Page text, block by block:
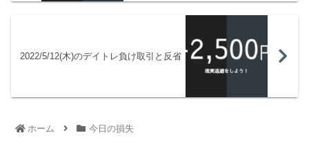
2022/5/12(木)のデイトレ負け取引と反省
ホーム 今日の損失